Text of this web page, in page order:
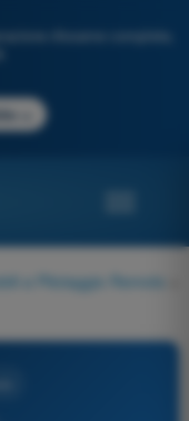
d'esame completa,
a Pilotaggio Remoto